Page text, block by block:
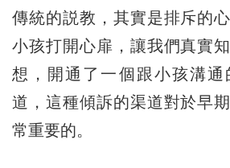
傳統的説教，其實是排斥的
小孩打開心扉，讓我們真實
想，開通了一個跟小孩溝通
道，這種傾訴的渠道對於早
常重要的。